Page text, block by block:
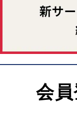
会